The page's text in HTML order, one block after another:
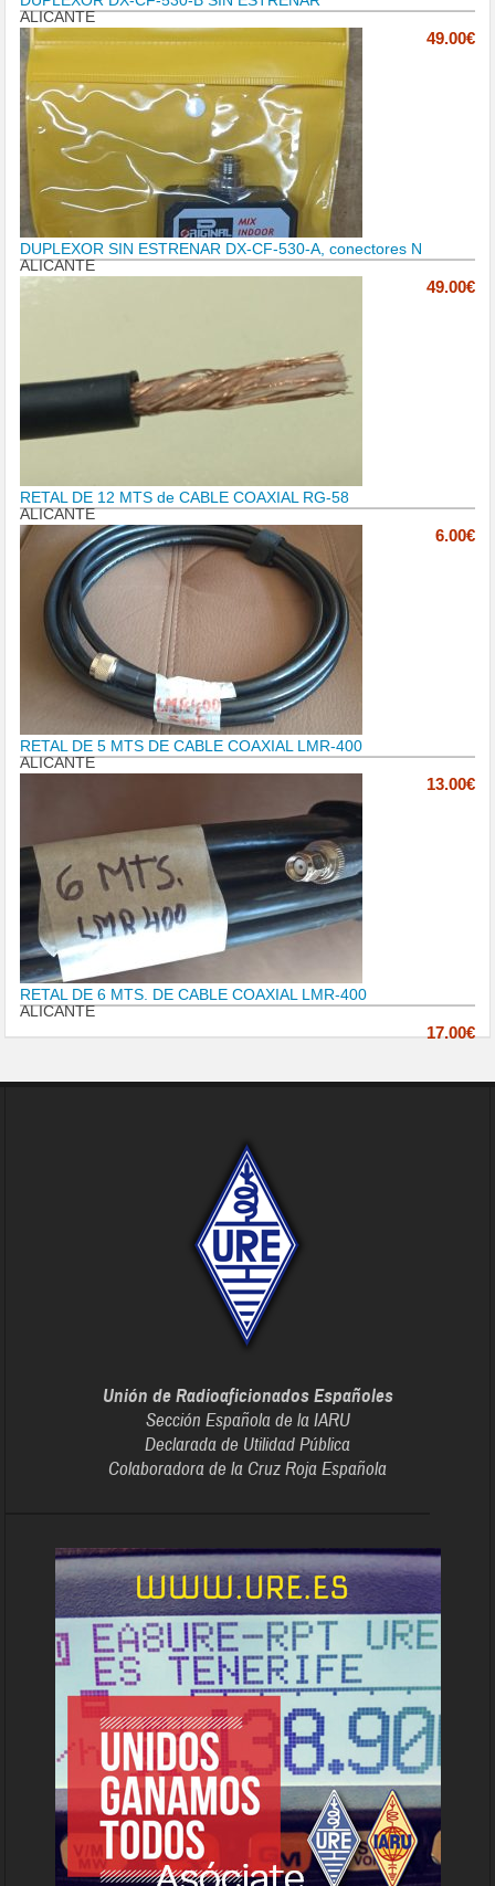
ALICANTE
49.00€
DUPLEXOR SIN ESTRENAR DX-CF-530-A, conectores N
ALICANTE
49.00€
RETAL DE 12 MTS de CABLE COAXIAL RG-58
ALICANTE
6.00€
RETAL DE 5 MTS DE CABLE COAXIAL LMR-400
ALICANTE
13.00€
RETAL DE 6 MTS. DE CABLE COAXIAL LMR-400
ALICANTE
17.00€
Unión de Radioaficionados Españoles
Sección Española de la IARU
Declarada de Utilidad Pública
Colaboradora de la Cruz Roja Española